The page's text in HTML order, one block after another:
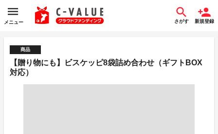
メニュー さがす 新規登録
商品
【贈り物にも】ビスケッピ8袋詰め合わせ（ギフトBOX
対応）